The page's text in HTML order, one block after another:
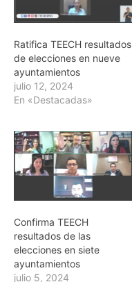
Ratifica TEECH resultados
de elecciones en nueve
ayuntamientos
julio 12, 2024
En «Destacadas»
Confirma TEECH
resultados de las
elecciones en siete
ayuntamientos
julio 5, 2024